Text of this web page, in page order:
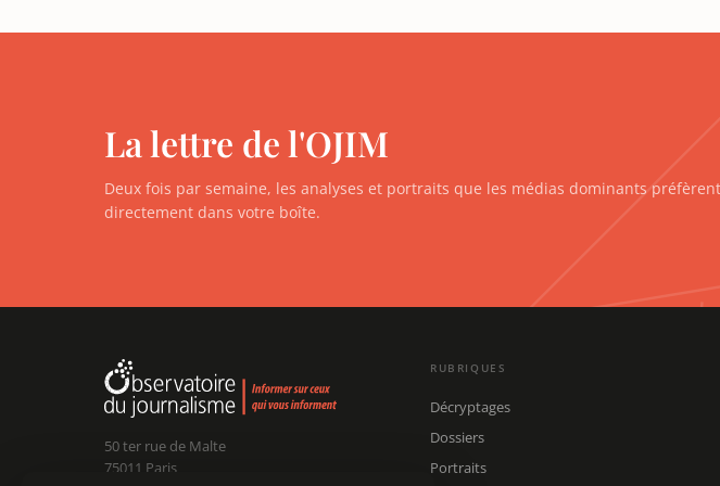
La lettre de l'OJIM
Deux fois par semaine, les analyses et portraits que les médias dominants
directement dans votre boîte.
50 ter rue de Malte
75011 Paris
RUBRIQUES
Décryptages
Dossiers
Portraits